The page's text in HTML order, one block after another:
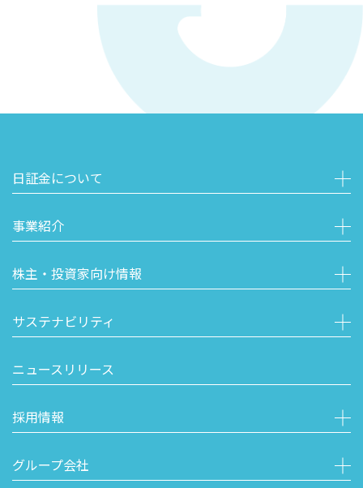
日証金について
事業紹介
株主・投資家向け情報
サステナビリティ
ニュースリリース
採用情報
グループ会社